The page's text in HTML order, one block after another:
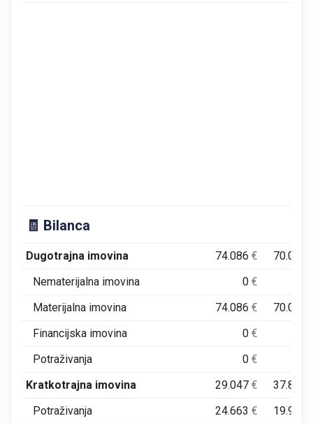
🧾 Bilanca
Dugotrajna imovina 74.086€ 70.034
Nematerijalna imovina
0€
Materijalna imovina
74.086€ 70.034
Financijska imovina
0€
Potraživanja
0€
Kratkotrajna imovina
29.047€ 37.824
Potraživanja
24.663€ 19.983